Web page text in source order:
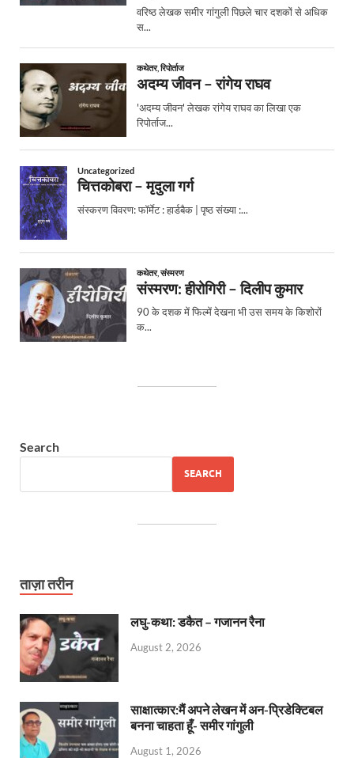
Search
SEARCH
ताज़ा तरीन
लघु-कथा: डकैत – गजानन रैना
August 2, 2026
साक्षात्कार:मैं अपने लेखन में अन-प्रिडेक्टिबल
बनना चाहता हूँ- समीर गांगुली
August 1, 2026